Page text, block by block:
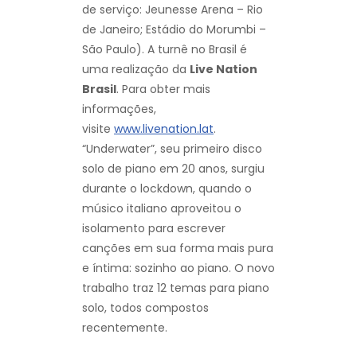
de serviço: Jeunesse Arena – Rio
de Janeiro; Estádio do Morumbi –
São Paulo). A turnê no Brasil é
uma realização da Live Nation
Brasil. Para obter mais
informações,
visite www.livenation.lat.
“Underwater”, seu primeiro disco
solo de piano em 20 anos, surgiu
durante o lockdown, quando o
músico italiano aproveitou o
isolamento para escrever
canções em sua forma mais pura
e íntima: sozinho ao piano. O novo
trabalho traz 12 temas para piano
solo, todos compostos
recentemente.